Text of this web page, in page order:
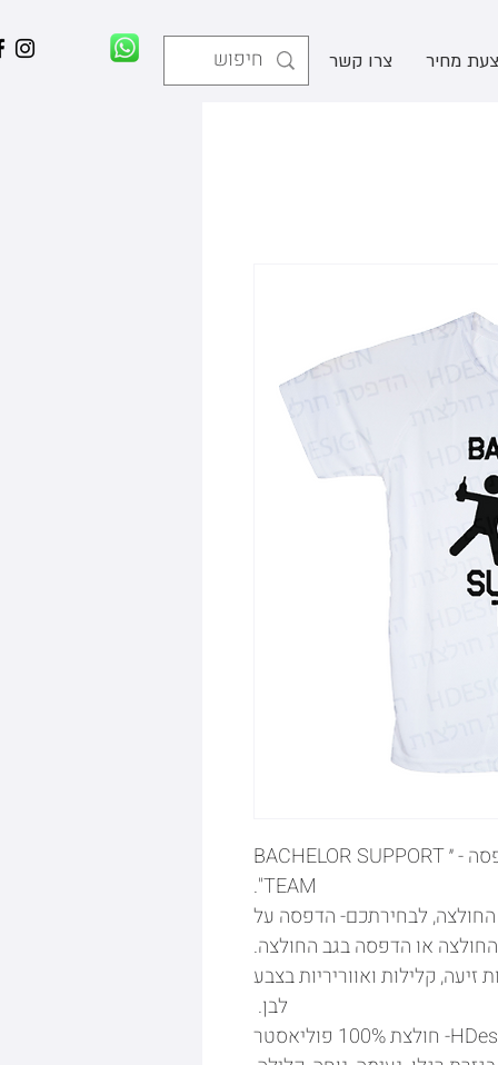
מחיר צרו קשר
חולצות למסיבת רווקים עם ההדפסה - ״ BACHELOR SUPPORT
TEAM".
לבחירתכם- הדפסה על
או הדפסה בגב החולצה.
קלילות ואווריריות בצבע
לבן.
מאפייני חולצת דרייפיט של HDesign- חולצת 100% פוליאסטר